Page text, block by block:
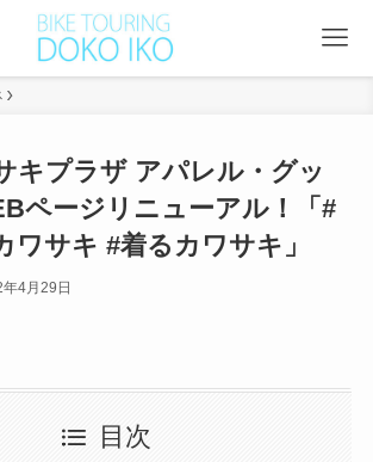
キプラザ アパレル・グッ
ページリニューアル！「#
ワサキ #着るカワサキ」
4月29日
目次